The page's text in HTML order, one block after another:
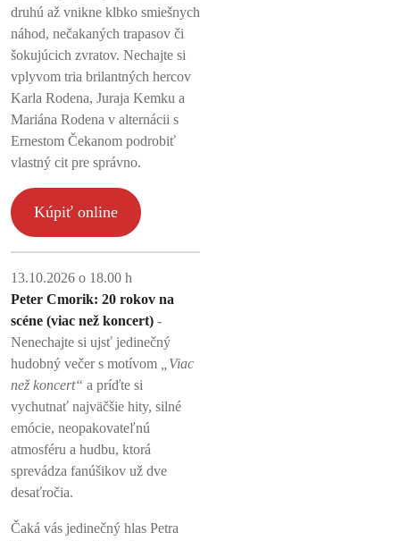
druhú až vnikne klbko smiešnych
náhod, nečakaných trapasov či
šokujúcich zvratov. Nechajte si
vplyvom tria brilantných hercov
Karla Rodena, Juraja Kemku a
Mariána Rodena v alternácii s
Ernestom Čekanom podrobiť
vlastný cit pre správno.
Kúpiť online
13.10.2026 o 18.00 h
Peter Cmorik: 20 rokov na
scéne (viac než koncert) -
Nenechajte si ujsť jedinečný
hudobný večer s motívom
„Viac
než koncert“ a príďte si
vychutnať najväčšie hity, silné
emócie, neopakovateľnú
atmosféru a hudbu, ktorá
sprevádza fanúšikov už dve
desaťročia.
Čaká vás jedinečný hlas Petra